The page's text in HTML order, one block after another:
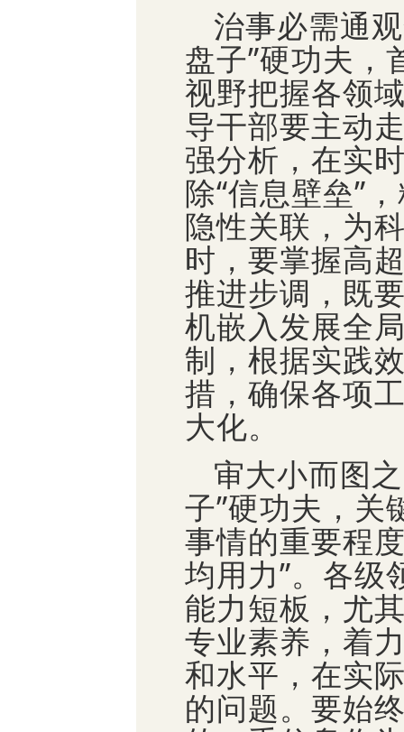
治事必需通
盘子”硬功夫，
视野把握各领
导干部要主动
强分析，在实
除“信息壁垒”
隐性关联，为
时，要掌握高
推进步调，既
机嵌入发展全
制，根据实践
措，确保各项
大化。
审大小而图
子”硬功夫，关
事情的重要程
均用力”。各级
能力短板，尤
专业素养，着
和水平，在实
的问题。要始